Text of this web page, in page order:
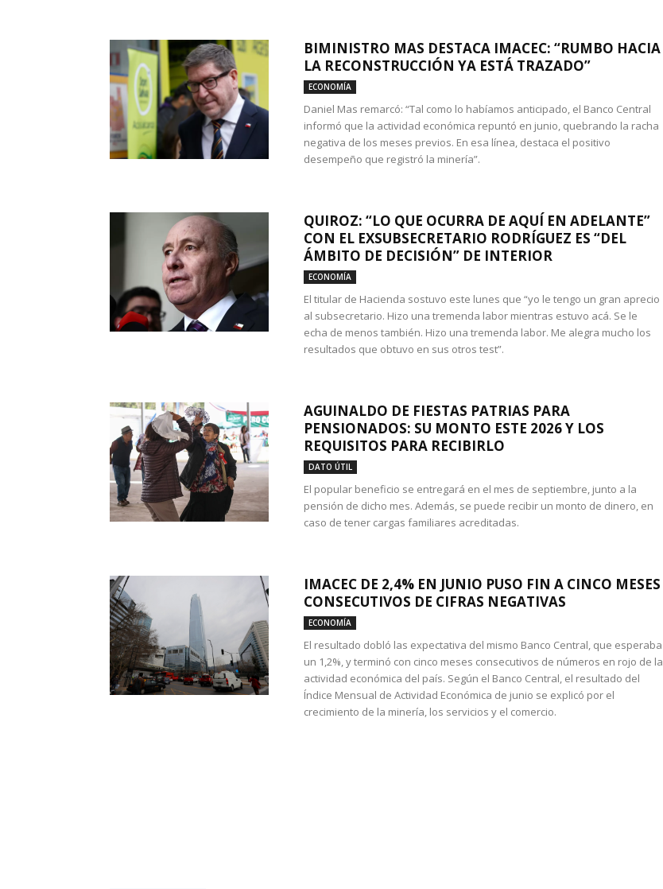
BIMINISTRO MAS DESTACA IMACEC: “RUMBO HACIA
LA RECONSTRUCCIÓN YA ESTÁ TRAZADO”
ECONOMÍA
Daniel Mas remarcó: “Tal como lo habíamos anticipado, el Banco Central
informó que la actividad económica repuntó en junio, quebrando la racha
negativa de los meses previos. En esa línea, destaca el positivo
desempeño que registró la minería”.
QUIROZ: “LO QUE OCURRA DE AQUÍ EN ADELANTE”
CON EL EXSUBSECRETARIO RODRÍGUEZ ES “DEL
ÁMBITO DE DECISIÓN” DE INTERIOR
ECONOMÍA
El titular de Hacienda sostuvo este lunes que “yo le tengo un gran aprecio
al subsecretario. Hizo una tremenda labor mientras estuvo acá. Se le
echa de menos también. Hizo una tremenda labor. Me alegra mucho los
resultados que obtuvo en sus otros test”.
AGUINALDO DE FIESTAS PATRIAS PARA
PENSIONADOS: SU MONTO ESTE 2026 Y LOS
REQUISITOS PARA RECIBIRLO
DATO ÚTIL
El popular beneficio se entregará en el mes de septiembre, junto a la
pensión de dicho mes. Además, se puede recibir un monto de dinero, en
caso de tener cargas familiares acreditadas.
IMACEC DE 2,4% EN JUNIO PUSO FIN A CINCO MESES
CONSECUTIVOS DE CIFRAS NEGATIVAS
ECONOMÍA
El resultado dobló las expectativa del mismo Banco Central, que esperaba
un 1,2%, y terminó con cinco meses consecutivos de números en rojo de la
actividad económica del país. Según el Banco Central, el resultado del
Índice Mensual de Actividad Económica de junio se explicó por el
crecimiento de la minería, los servicios y el comercio.